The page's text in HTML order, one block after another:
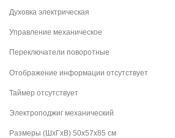
Духовка электрическая
Управление механическое
Переключатели поворотные
Отображение информации отсутствует
Таймер отсутствует
Электроподжиг механический
Размеры (ШхГхВ) 50x57x85 см